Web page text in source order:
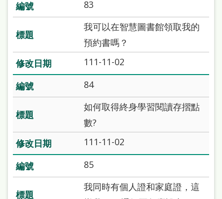
導
覽
閱
讀
網
童
版
常
見
83
我可以在智慧圖書館領取我的
預約書嗎？
111-11-02
84
如何取得終身學習閱讀存摺點
數?
111-11-02
85
我同時有個人證和家庭證，這